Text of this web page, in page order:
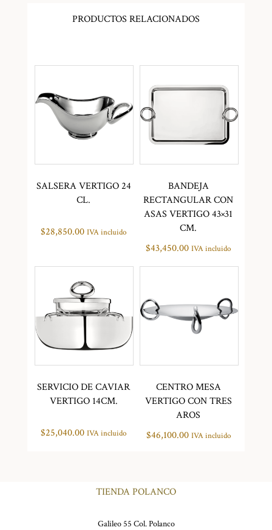
PRODUCTOS RELACIONADOS
SALSERA VERTIGO 24
CL.
$28,850.00 IVA incluido
BANDEJA
RECTANGULAR CON
ASAS VERTIGO 43×31
CM.
$43,450.00 IVA incluido
SERVICIO DE CAVIAR
VERTIGO 14CM.
$25,040.00 IVA incluido
CENTRO MESA
VERTIGO CON TRES
AROS
$46,100.00 IVA incluido
TIENDA POLANCO
Galileo 55 Col. Polanco